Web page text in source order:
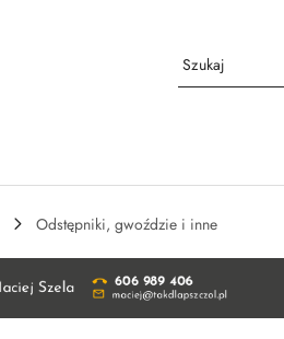
Odstępniki, gwoździe i inne